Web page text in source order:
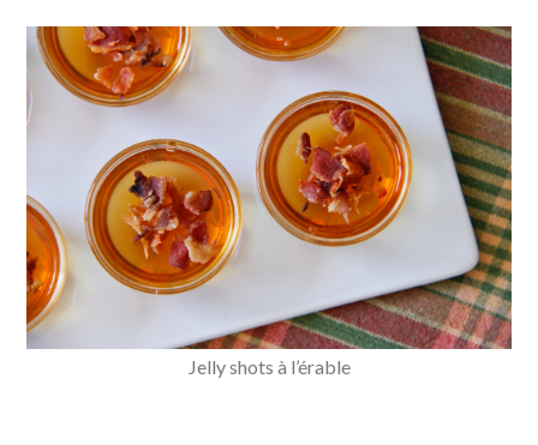
Jelly shots à l’érable